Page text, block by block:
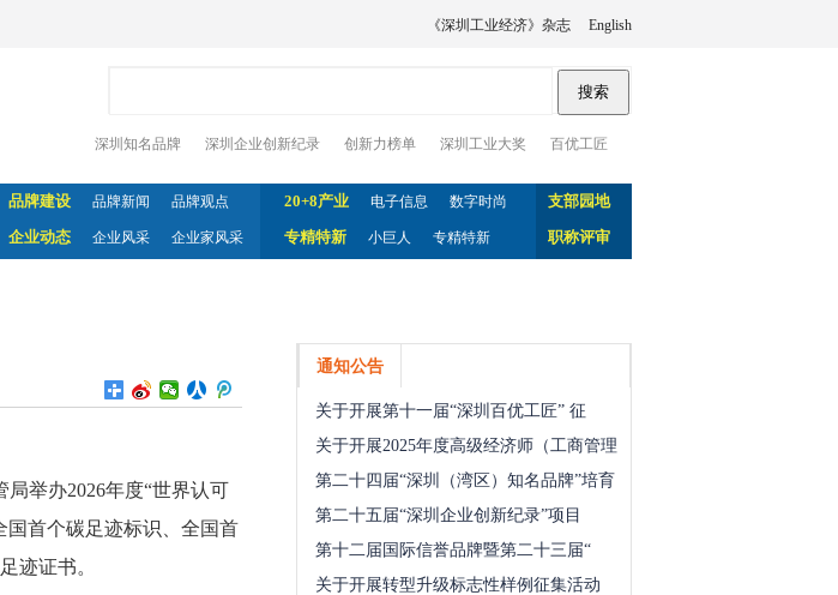
English
《深圳工业经济》杂志
深圳知名品牌 深圳企业创新纪录 创新力榜单 深圳工业大奖 百优工匠
品牌建设 品牌新闻 品牌观点
企业动态 企业风采 企业家风采
20+8产业 电子信息 数字时尚
专精特新 小巨人 专精特新
支部园地
职称评审
举办2026年度“世界认可
国首个碳足迹标识、全国首
迹证书。
通知公告
关于开展第十一届“深圳百优工匠” 征
关于开展2025年度高级经济师（工商管理
第二十四届“深圳（湾区）知名品牌”培育
第二十五届“深圳企业创新纪录”项目
第十二届国际信誉品牌暨第二十三届“
关于开展转型升级标志性样例征集活动